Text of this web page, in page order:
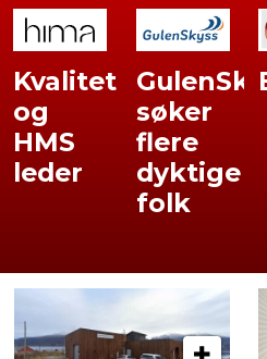
Kvalitet
og
HMS
leder
søker
flere
dyktige
folk